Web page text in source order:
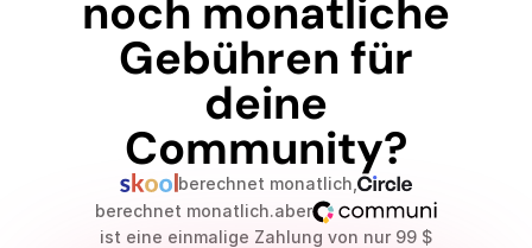
noch monatliche
Gebühren für
deine
Community?
berechnet monatlich,
berechnet monatlich.aber
ist eine einmalige Zahlung von nur 99 $